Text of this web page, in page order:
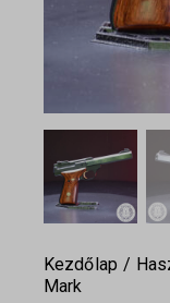
Kezdőlap
Mark